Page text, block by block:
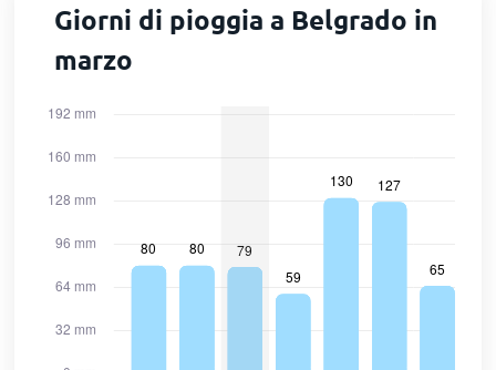
Giorni di pioggia a Belgrado in
marzo